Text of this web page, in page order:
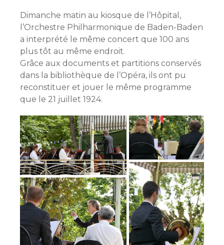
Dimanche matin au kiosque de l’Hôpital,
l’Orchestre Philharmonique de Baden-Baden
a interprété le même concert que 100 ans
plus tôt au même endroit.
Grâce aux documents et partitions conservés
dans la bibliothèque de l’Opéra, ils ont pu
reconstituer et jouer le même programme
que le 21 juillet 1924.